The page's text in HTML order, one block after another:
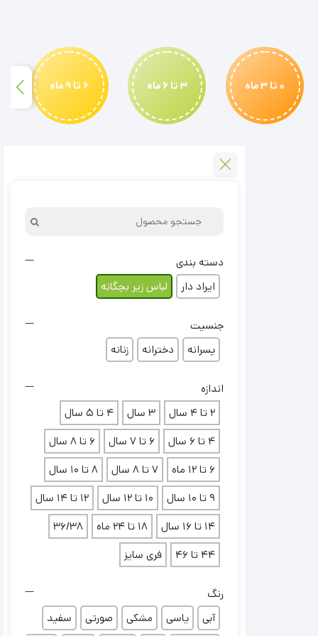
0 تا 3 ماه 3 تا 6 ماه 6 تا 9 ماه
دسته بندی
ایراد دار
لباس زیر بچگانه
جنسیت
پسرانه
دخترانه زنانه
اندازه
2 تا 4 سال
3 سال
4 تا 5 سال
4 تا 6 سال
6 تا 7 سال
6 تا 8 سال
6 تا 12 ماه
7 تا 8 سال
8 تا 10 سال
9 تا 10 سال
10 تا 12 سال
12 تا 14 سال
14 تا 16 سال
18 تا 24 ماه
36/38
44 تا 46
فری سایز
رنگ
آبی
یاسی مشکی صورتی
سفید